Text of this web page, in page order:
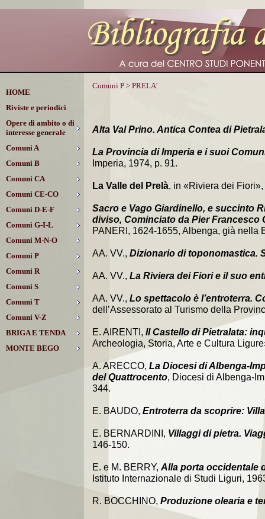
HOME
Riviste e periodici
Opere di ambito o di
interesse generale
Comuni A
Comuni B
Comuni CA
Comuni CE-CO
Comuni D-E-F
Comuni G-I-L
Comuni M-N-O
Comuni P
Comuni R
Comuni S
Comuni T
Comuni V-Z
BRIGA E TENDA
MONTE BEGO
Comuni P > PRELA'
Alta Val Prino. Antica Contea di
La Provincia di Imperia e i suoi
Imperia, 1974, p. 91.
La Valle del Prelà, in «Riviera dei
Sacro e Vago Giardinello, e succinto
diviso, Cominciato da Pier
PANERI, 1624-1655, Albenga, già nella
AA. VV., Dizionario di toponomastica.
AA. VV., La Riviera dei Fiori e il suo
AA. VV., Lo spettacolo è l’entroterra.
dell’Assessorato al Turismo della
E. AIRENTI, Il Castello di Pietralata:
Archeologia, Storia, Arte e Cultura
A. ARECCO, La Diocesi di Albenga-
del Quattrocento, Diocesi di Albenga-
344.
E. BAUDO, Entroterra da scoprire:
E. BERNARDINI, Villaggi di pietra.
146-150.
E. e M. BERRY, Alla porta occidentale
Istituto Internazionale di Studi Liguri,
R. BOCCHINO, Produzione olearia e